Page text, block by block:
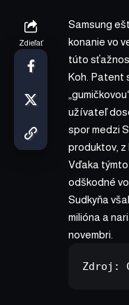
Zdieľať
Samsung
konanie vo
túto
Koh. Patent
užívateľ
spor medzi
produktov, z
Vďaka
odškodné vo
Sudkyňa
milióna a
novembri.
Zdroj: